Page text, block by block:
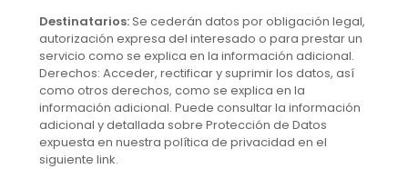
Destinatarios:Se cederán datos por obligación legal,
autorización expresa del interesado o para prestar un
servicio como se explica en la información adicional.
Derechos: Acceder, rectificar y suprimir los datos, así
como otros derechos, como se explica en la
información adicional. Puede consultar la información
adicional y detallada sobre Protección de Datos
expuesta en nuestra política de privacidad en el
siguiente link.